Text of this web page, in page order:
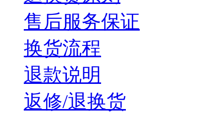
售后服务保证
换货流程
退款说明
返修/退换货